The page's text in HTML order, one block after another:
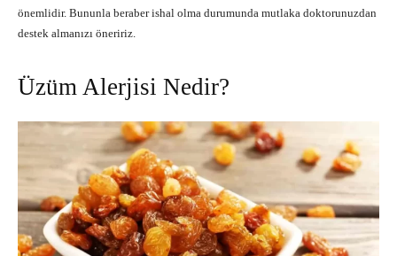
önemlidir. Bununla beraber ishal olma durumunda mutlaka doktorunuzdan
destek almanızı öneririz.
Üzüm Alerjisi Nedir?